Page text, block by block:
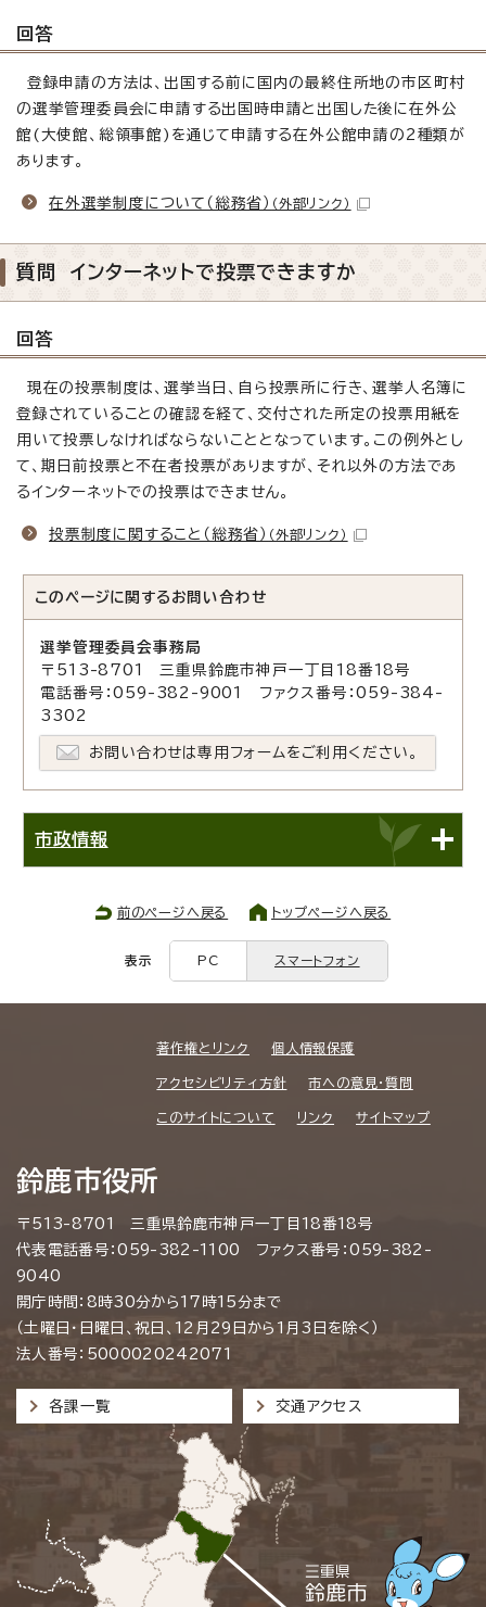
回答
登録申請の方法は、出国する前に国内の最終住所地の市区町村
の選挙管理委員会に申請する出国時申請と出国した後に在外公
館(大使館、総領事館)を通じて申請する在外公館申請の2種類が
あります。
在外選挙制度について（総務省） （外部リンク）
質問 インターネットで投票できますか
回答
現在の投票制度は、選挙当日、自ら投票所に行き、選挙人名簿に
登録されていることの確認を経て、交付された所定の投票用紙を
用いて投票しなければならないこととなっています。この例外とし
て、期日前投票と不在者投票がありますが、それ以外の方法であ
るインターネットでの投票はできません。
投票制度に関すること（総務省） （外部リンク）
このページに関する お問い合わせ
選挙管理委員会事務局
〒513-8701 三重県鈴鹿市神戸一丁目18番18号
電話番号：059-382-9001 ファクス番号：059-384-
3302
お問い合わせは専用フォームをご利用ください。
市政情報
前のページへ戻る トップページへ戻る
表示 PC スマートフォン
著作権とリンク 個人情報保護
アクセシビリティ方針 市への意見・質問
このサイトについて リンク サイトマップ
鈴鹿市役所
〒513-8701 三重県鈴鹿市神戸一丁目18番18号
代表電話番号：059-382-1100 ファクス番号：059-382-
9040
開庁時間：8時30分から17時15分まで
（土曜日・日曜日、祝日、12月29日から1月3日を除く）
法人番号：5000020242071
各課一覧 交通アクセス